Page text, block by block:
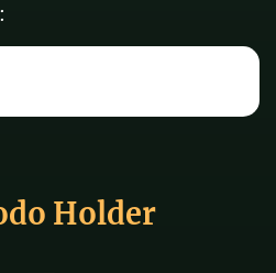
Holder